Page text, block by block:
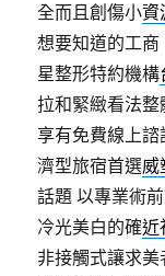
全而且創傷小資
想要知道的工
星整形特約機構
拉和緊緻看法整
享有免費線上諮
濟型旅宿首選威
話題 以專業術
冷光美白的確近
非接觸式讓求